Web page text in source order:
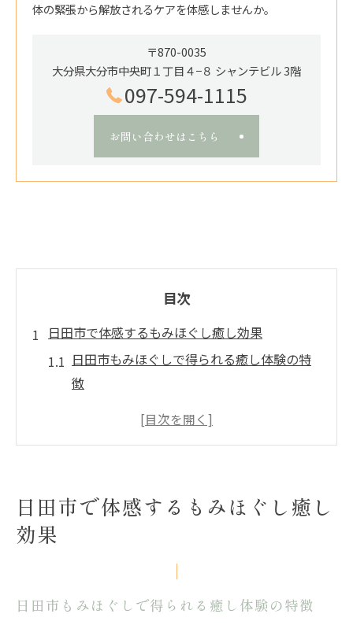
体の緊張から解放されるケアを体感しませんか。
〒870-0035
大分県大分市中央町１丁目４−８ シャンテビル 3階
097-594-1115
お問い合わせはこちら
目次
日田市で体感するもみほぐし癒し効果
日田市もみほぐしで得られる癒し体験の特
徴
おすすめのマッサージ店で癒し効果を実感
豆田町周辺で探す癒しのもみほぐし施術
もみほぐし施術がもたらす心身の変化とは
もみほぐしで心身の緊張をやわらげる方法
整体と組み合わせたもみほぐしの効果
日田市で体感するもみほぐし癒し
効果
日田市もみほぐしで得られる癒し体験の特徴